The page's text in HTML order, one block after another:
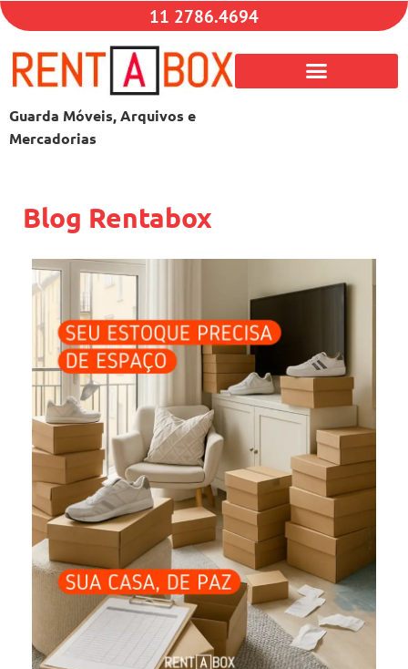
11 2786.4694
Guarda Móveis, Arquivos e
Mercadorias
Blog Rentabox